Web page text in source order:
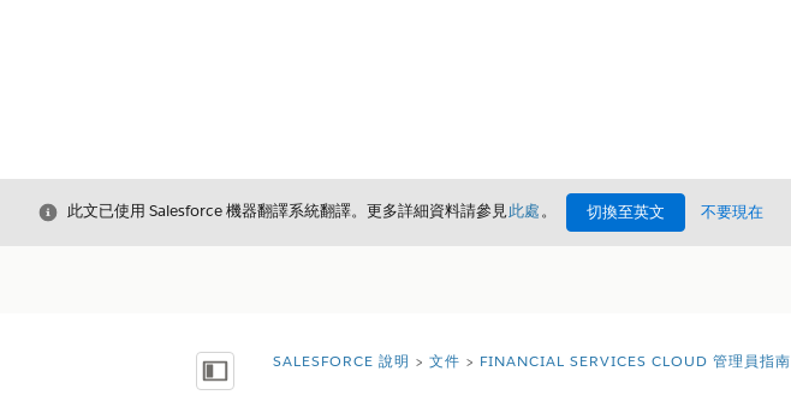
結束
此文已使用 Salesforce 機器翻譯系統翻譯。更多詳細資料請參見此處。 切換至英文 不要現在
顯示目錄 您位於此處：
SALESFORCE 說明 文件 FINANCIAL SERVICES CLOUD 管理員指南